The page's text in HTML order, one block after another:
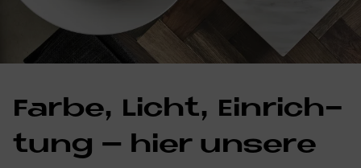
Far­be, Li­cht, Ein­rich­
tung – hier un­se­re